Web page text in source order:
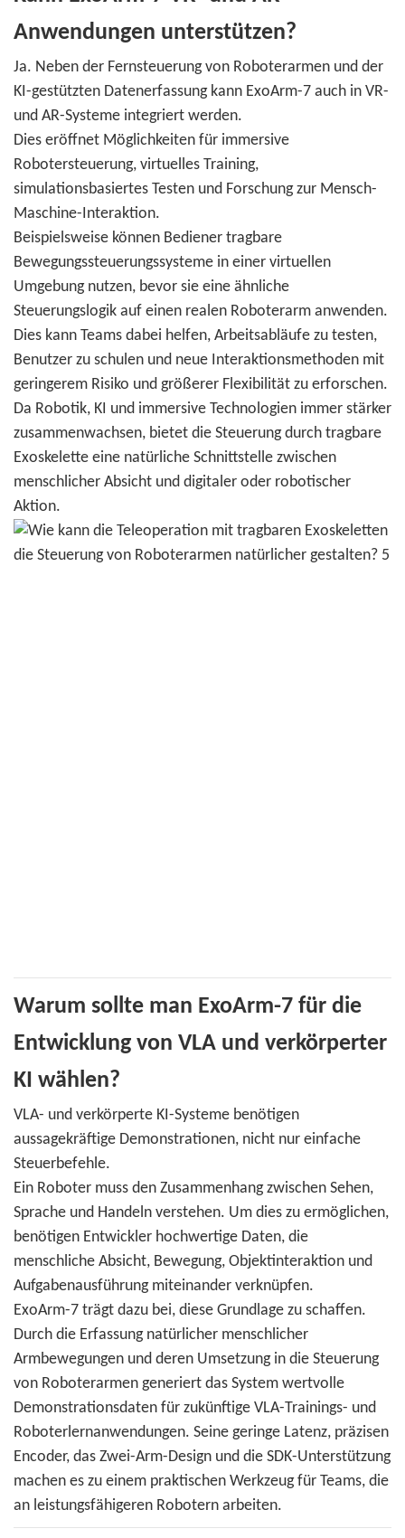
Anwendungen unterstützen?
Ja. Neben der Fernsteuerung von Roboterarmen und der
KI-gestützten Datenerfassung kann ExoArm-7 auch in VR-
und AR-Systeme integriert werden.
Dies eröffnet Möglichkeiten für immersive
Robotersteuerung, virtuelles Training,
simulationsbasiertes Testen und Forschung zur Mensch-
Maschine-Interaktion.
Beispielsweise können Bediener tragbare
Bewegungssteuerungssysteme in einer virtuellen
Umgebung nutzen, bevor sie eine ähnliche
Steuerungslogik auf einen realen Roboterarm anwenden.
Dies kann Teams dabei helfen, Arbeitsabläufe zu testen,
Benutzer zu schulen und neue Interaktionsmethoden mit
geringerem Risiko und größerer Flexibilität zu erforschen.
Da Robotik, KI und immersive Technologien immer stärker
zusammenwachsen, bietet die Steuerung durch tragbare
Exoskelette eine natürliche Schnittstelle zwischen
menschlicher Absicht und digitaler oder robotischer
Aktion.
Warum sollte man ExoArm-7 für die
Entwicklung von VLA und verkörperter
KI wählen?
VLA- und verkörperte KI-Systeme benötigen
aussagekräftige Demonstrationen, nicht nur einfache
Steuerbefehle.
Ein Roboter muss den Zusammenhang zwischen Sehen,
Sprache und Handeln verstehen. Um dies zu ermöglichen,
benötigen Entwickler hochwertige Daten, die
menschliche Absicht, Bewegung, Objektinteraktion und
Aufgabenausführung miteinander verknüpfen.
ExoArm-7 trägt dazu bei, diese Grundlage zu schaffen.
Durch die Erfassung natürlicher menschlicher
Armbewegungen und deren Umsetzung in die Steuerung
von Roboterarmen generiert das System wertvolle
Demonstrationsdaten für zukünftige VLA-Trainings- und
Roboterlernanwendungen. Seine geringe Latenz, präzisen
Encoder, das Zwei-Arm-Design und die SDK-Unterstützung
machen es zu einem praktischen Werkzeug für Teams, die
an leistungsfähigeren Robotern arbeiten.